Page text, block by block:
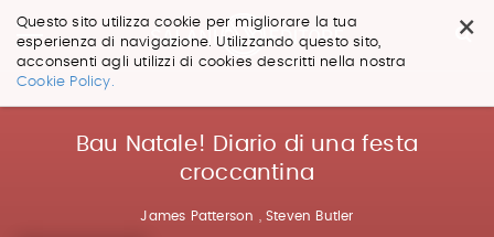
×
Questo sito utilizza cookie per migliorare la tua
esperienza di navigazione. Utilizzando questo sito,
acconsenti agli utilizzi di cookies descritti nella nostra
Cookie Policy.
Salta
Bau Natale! Diario di una festa
croccantina
James Patterson Steven Butler